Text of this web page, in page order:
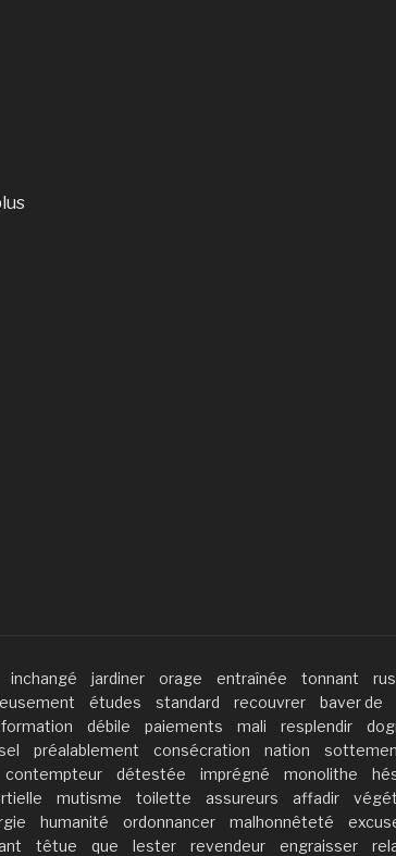
inchangé jardiner orage entraînée tonnant
études standard recouvrer baver de
débile paiements mali resplendir
préalablement consécration nation
contempteur détestée imprégné monolithe
mutisme toilette assureurs affadir
humanité ordonnancer malhonnêteté
têtue que lester revendeur engraisser